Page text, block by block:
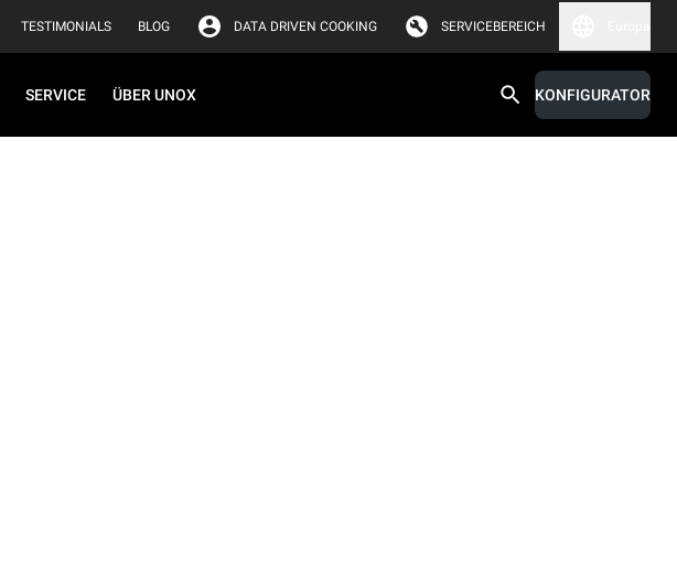
TESTIMONIALS BLOG DATA DRIVEN COOKING SERVICEBEREICH
SERVICE ÜBER UNOX KONFIGURATOR